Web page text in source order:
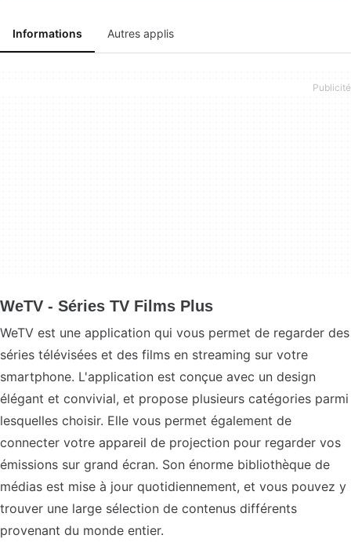
Informations Autres applis
WeTV - Séries TV Films Plus
WeTV est une application qui vous permet de regarder des
séries télévisées et des films en streaming sur votre
smartphone. L'application est conçue avec un design
élégant et convivial, et propose plusieurs catégories parmi
lesquelles choisir. Elle vous permet également de
connecter votre appareil de projection pour regarder vos
émissions sur grand écran. Son énorme bibliothèque de
médias est mise à jour quotidiennement, et vous pouvez y
trouver une large sélection de contenus différents
provenant du monde entier.